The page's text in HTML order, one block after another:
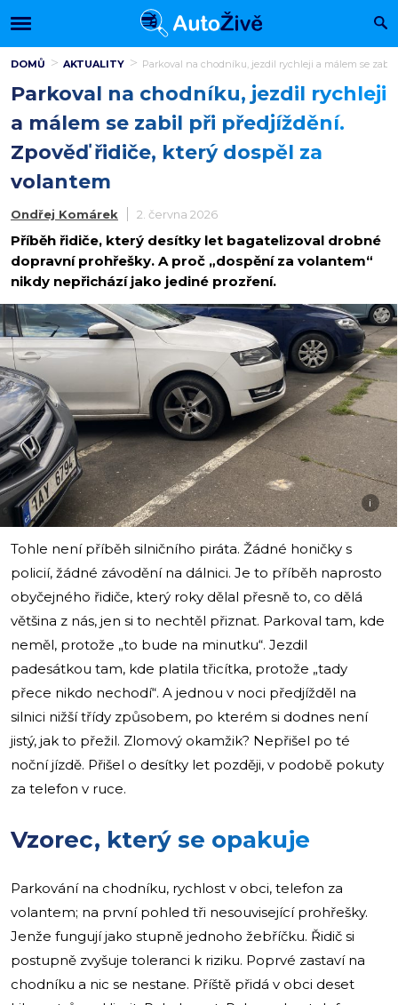
DOMŮ AKTUALITY Parkoval na chodníku, jezdil rychleji a málem se
Parkoval na chodníku, jezdil rychleji
a málem se zabil při předjíždění.
Zpověď řidiče, který dospěl za
volantem
Ondřej Komárek 2. června 2026
Příběh řidiče, který desítky let bagatelizoval drobné
dopravní prohřešky. A proč „dospění za volantem“
nikdy nepřichází jako jediné prozření.
i
Tohle není příběh silničního piráta. Žádné honičky s
policií, žádné závodění na dálnici. Je to příběh naprosto
obyčejného řidiče, který roky dělal přesně to, co dělá
většina z nás, jen si to nechtěl přiznat. Parkoval tam, kde
neměl, protože „to bude na minutku“. Jezdil
padesátkou tam, kde platila třicítka, protože „tady
přece nikdo nechodí“. A jednou v noci předjížděl na
silnici nižší třídy způsobem, po kterém si dodnes není
jistý, jak to přežil. Zlomový okamžik? Nepřišel po té
noční jízdě. Přišel o desítky let později, v podobě pokuty
za telefon v ruce.
Vzorec, který se opakuje
Parkování na chodníku, rychlost v obci, telefon za
volantem; na první pohled tři nesouvisející prohřešky.
Jenže fungují jako stupně jednoho žebříčku. Řidič si
postupně zvyšuje toleranci k riziku. Poprvé zastaví na
chodníku a nic se nestane. Příště přidá v obci deset